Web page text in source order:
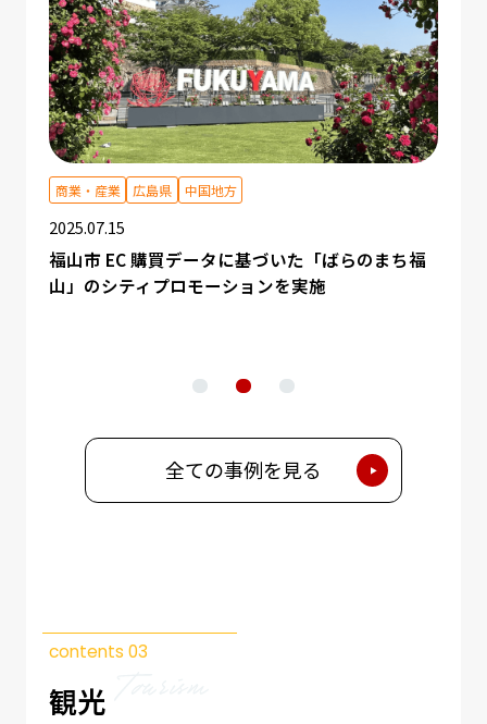
商業・産業 広島県 中国地方
2025.07.15
福山市 EC 購買データに基づいた「ばらのまち福
山」のシティプロモーションを実施
全ての事例を見る
contents 03
観光